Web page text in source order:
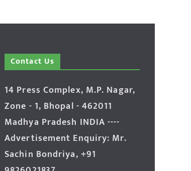
Contact Us
14 Press Complex, M.P. Nagar,
Zone - 1, Bhopal - 462011
Madhya Pradesh INDIA ----
Advertisement Enquiry: Mr.
Sachin Bondriya, +91